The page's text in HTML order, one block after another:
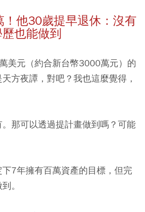
！他30歲提早退休：沒有
也能做到
美元（約合新台幣3000萬元）的
方夜譚，對吧？我也這麼覺得，
那可以透過提計畫做到嗎？可能
7年擁有百萬資產的目標，但完
。